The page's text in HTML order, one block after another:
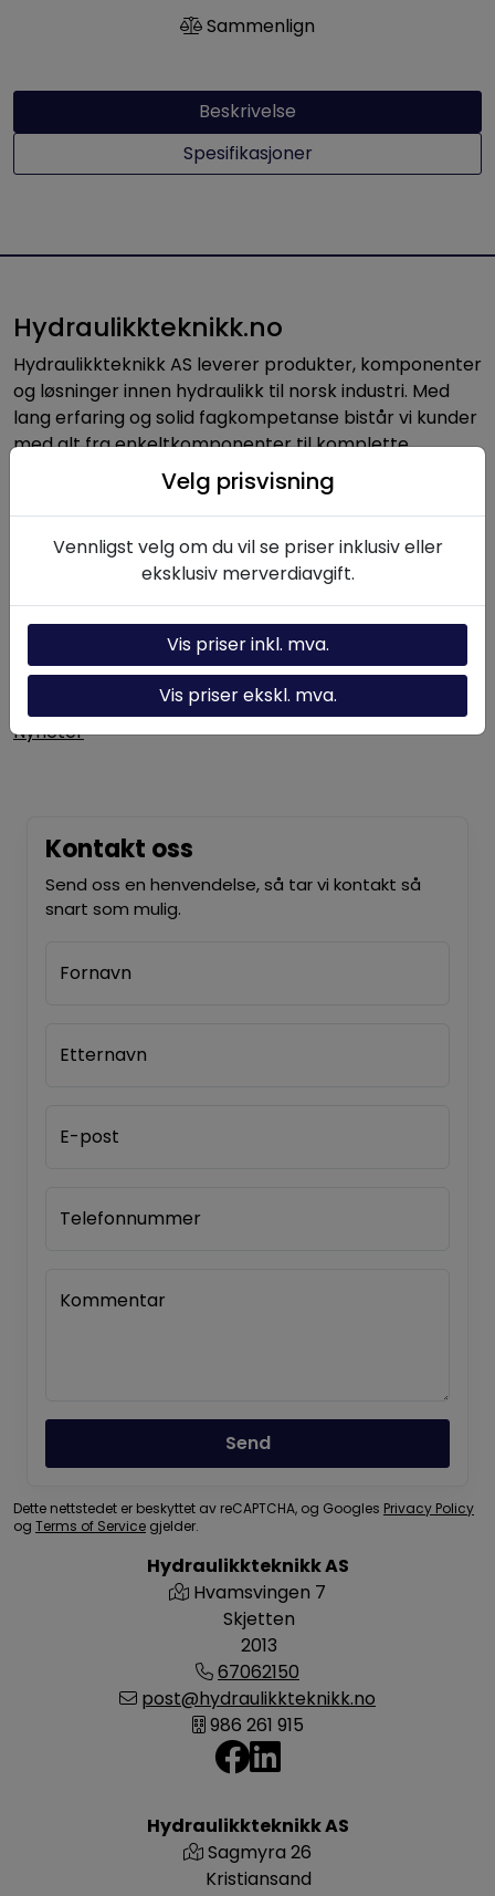
Sammenlign
Beskrivelse
Spesifikasjoner
Hydraulikkteknikk AS
Hvamsvingen 7
Skjetten
2013
67062150
post@hydraulikkteknikk.no
986 261 915
Hydraulikkteknikk.no
Hydraulikkteknikk AS leverer produkter, komponenter
og løsninger innen hydraulikk til norsk industri. Med
lang erfaring og solid fagkompetanse bistår vi kunder
med alt fra enkeltkomponenter til komplette
hydrauliske systemer.
Nyttige linker
Hydraulikk-kalkulator
Nyheter
Hydraulikkteknikk AS
Sagmyra 26
Kristiansand
Kontakt oss
Send oss en henvendelse, så tar vi kontakt så
snart som mulig.
Fornavn
Etternavn
E-post
Telefonnummer
Kommentar
Send
Dette nettstedet er beskyttet av reCAPTCHA, og Googles Privacy Policy
og Terms of Service gjelder.
Velg prisvisning
Vennligst velg om du vil se priser inklusiv eller
eksklusiv merverdiavgift.
Vis priser inkl. mva.
Vis priser ekskl. mva.